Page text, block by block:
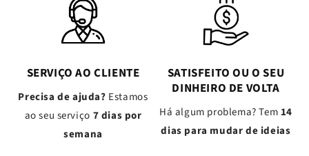
SERVIÇO AO CLIENTE
Precisa de ajuda? Estamos
ao seu serviço 7 dias por
semana
SATISFEITO OU O SEU
DINHEIRO DE VOLTA
Há algum problema? Tem 14
dias para mudar de ideias